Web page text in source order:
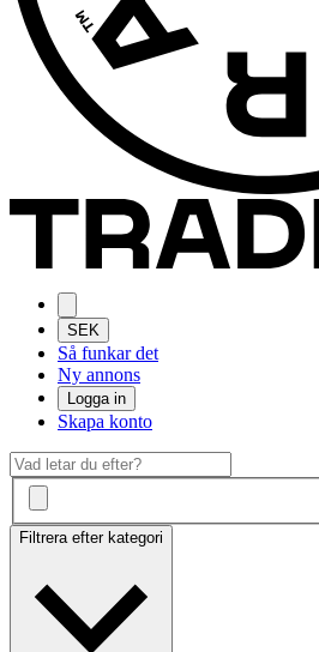
SEK
Så funkar det
Ny annons
Logga in
Skapa konto
Filtrera efter kategori